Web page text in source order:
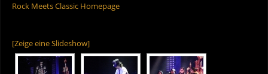
Rock Meets Classic Homepage
[Zeige eine Slideshow]